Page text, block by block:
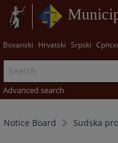
Bosanski Hrvatski Srpski
Advanced search
Notice Board Sudska